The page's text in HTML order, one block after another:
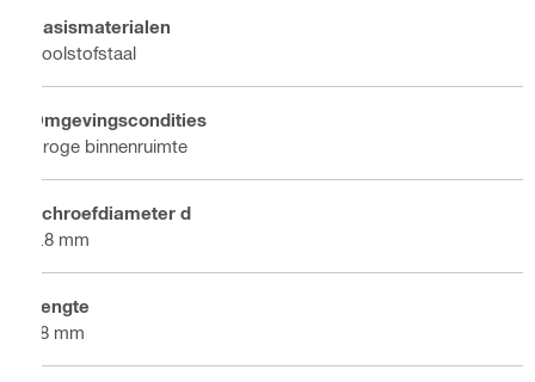
Basismaterialen
Koolstofstaal
Omgevingscondities
Droge binnenruimte
Schroefdiameter d
4.8 mm
Lengte
38 mm